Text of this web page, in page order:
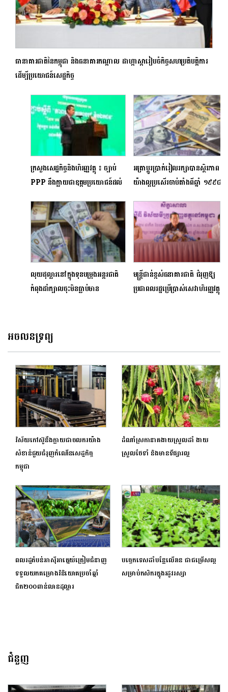
ធានាគារជាតិនៃកម្ពុជា និងធនាគារកណ្តាល ដាហ្កាស្ការៀបចំកិច្ចសហប្រតិបត្តិការ
ដើម្បីប្រយោជន៍សេដ្ឋកិច្ច
ក្រសួងសេដ្ឋកិច្ចនិងហិរញ្ញវត្ថុ ៖ ច្បាប់
PPP នឹងក្លាយជាឧត្តមប្រយោជន៍ដល់
អត្រាប្តូរប្រាក់រៀលរក្សា​បានស្ថិរភាព​
យ៉ាង​ល្អប្រសើរចាប់តាំងពីឆ្នាំ ១៩៩៨
លុយដុល្លារនៅក្នុងទុនបម្រុងអន្តរជាតិ
កំពុងដាំក្បាលចុះមិនធ្លាប់មាន
មន្ត្រីជាន់ខ្ពស់ធនាគារជាតិ ជំរុញឱ្យ
ប្រជាពលរដ្ឋប្រើប្រាស់សេវាហិរញ្ញវត្ថុ
អចលនទ្រព្យ
វិស័យកៅស៊ូនឹងក្លាយជាចលករយ៉ាង
សំខាន់ជួយជំរុញកំណើនសេដ្ឋកិច្ច
កម្ពុជា
ដំណាំស្រកានាគងាយស្រួលដាំ ងាយ
ស្រួលថែទាំ និងមានទីផ្សារល្អ
ពលរដ្ឋតំបន់អាស៊ីអាគ្នេយ៍ត្រៀមជំនាញ
ទទួលយកគម្រោងវិនិយោគប្រចាំឆ្នាំ
ជិត២០០ពាន់លានដុល្លារ
បច្ចេកទេសដាំបន្លែលើរាន ជាជម្រើសល្អ
សម្រាប់កសិករក្នុងរដូវរស្សា
ជំនួញ